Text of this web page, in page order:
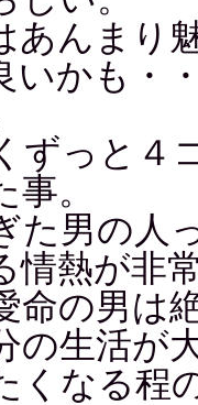
あんまり
いかも・
ずっと４
。
た男の人
情熱が非
命の男は
の生活が
くなる程